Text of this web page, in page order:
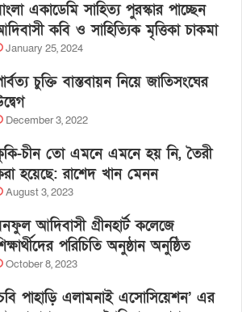
একাডেমি সাহিত্য পুরস্কার পাচ্ছেন
কবি ও সাহিত্যিক মৃত্তিকা চাকমা
January 25, 2024
চুক্তি বাস্তবায়ন নিয়ে জাতিসংঘের
December 3, 2022
চীন তো এমনে এমনে হয় নি, তৈরী
হয়েছে: রাশেদ খান মেনন
August 3, 2023
আদিবাসী গ্রীনহার্ট কলেজে
পরিচিতি অনুষ্ঠান অনুষ্ঠিত
October 8, 2023
পাহাড়ি এলামনাই এসোসিয়েশন’ এর